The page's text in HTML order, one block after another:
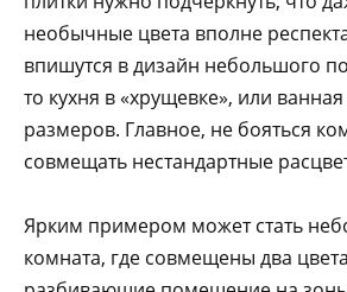
необычные цвета вполне
впишутся в дизайн небольшого
то кухня в «хрущевке», или
размеров. Главное, не бояться
совмещать нестандартные
Ярким примером может стать
комната, где совмещены два